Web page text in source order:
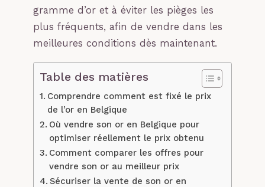
gramme d’or et à éviter les pièges les
plus fréquents, afin de vendre dans les
meilleures conditions dès maintenant.
Table des matières
Comprendre comment est fixé le prix
de l’or en Belgique
Où vendre son or en Belgique pour
optimiser réellement le prix obtenu
Comment comparer les offres pour
vendre son or au meilleur prix
Sécuriser la vente de son or en